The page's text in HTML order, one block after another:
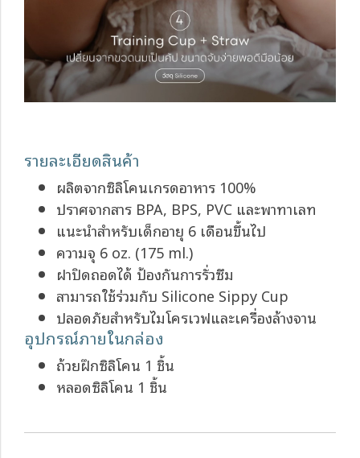
รายละเอียดสินค้า
ผลิตจากซิลิโคนเกรดอาหาร 100%
ปราศจากสาร BPA, BPS, PVC และพาทาเลท
แนะนำสำหรับเด็กอายุ 6 เดือนขึ้นไป
ความจุ 6 oz. (175 ml.)
ฝาปิดถอดได้ ป้องกันการรั่วซึม
สามารถใช้ร่วมกับ Silicone Sippy Cup
ปลอดภัยสำหรับไมโครเวฟและเครื่องล้างจาน
อุปกรณ์ภายในกล่อง
ถ้วยฝึกซิลิโคน 1 ชิ้น
หลอดซิลิโคน 1 ชิ้น